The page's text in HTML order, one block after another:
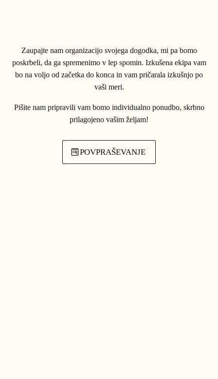
Zaupajte nam organizacijo svojega dogodka, mi pa bomo
poskrbeli, da ga spremenimo v lep spomin. Izkušena ekipa vam
bo na voljo od začetka do konca in vam pričarala izkušnjo po
vaši meri.
Pišite nam pripravili vam bomo individualno ponudbo, skrbno
prilagojeno vašim željam!
POVPRAŠEVANJE